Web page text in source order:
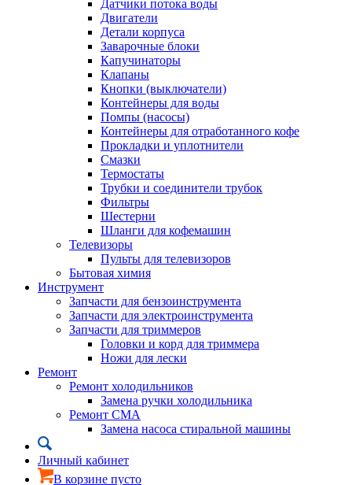
Датчики потока воды
Двигатели
Детали корпуса
Заварочные блоки
Капучинаторы
Клапаны
Кнопки (выключатели)
Контейнеры для воды
Помпы (насосы)
Контейнеры для отработанного кофе
Прокладки и уплотнители
Смазки
Термостаты
Трубки и соединители трубок
Фильтры
Шестерни
Шланги для кофемашин
Телевизоры
Пульты для телевизоров
Бытовая химия
Инструмент
Запчасти для бензоинструмента
Запчасти для электроинструмента
Запчасти для триммеров
Головки и корд для триммера
Ножи для лески
Ремонт
Ремонт холодильников
Замена ручки холодильника
Ремонт СМА
Замена насоса стиральной машины
Личный кабинет
В корзине пусто